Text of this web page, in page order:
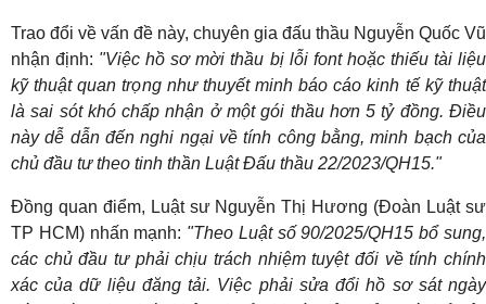
Trao đổi về vấn đề này, chuyên gia đấu thầu Nguyễn Quốc Vũ
nhận định: "Việc hồ sơ mời thầu bị lỗi font hoặc thiếu tài liệu
kỹ thuật quan trọng như thuyết minh báo cáo kinh tế kỹ thuật
là sai sót khó chấp nhận ở một gói thầu hơn 5 tỷ đồng. Điều
này dễ dẫn đến nghi ngại về tính công bằng, minh bạch của
chủ đầu tư theo tinh thần Luật Đấu thầu 22/2023/QH15."
Đồng quan điểm, Luật sư Nguyễn Thị Hương (Đoàn Luật sư
TP HCM) nhấn mạnh: "Theo Luật số 90/2025/QH15 bổ sung,
các chủ đầu tư phải chịu trách nhiệm tuyệt đối về tính chính
xác của dữ liệu đăng tải. Việc phải sửa đổi hồ sơ sát ngày